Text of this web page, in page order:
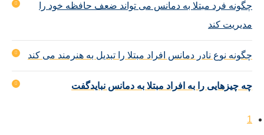
چگونه فرد مبتلا به دمانس می تواند ضعف حافظه خود را
مدیریت کند
چگونه نوع نادر دمانس افراد مبتلا را تبدیل به هنرمند می کند
چه چیزهایی را به افراد مبتلا به دمانس نبایدگفت
1